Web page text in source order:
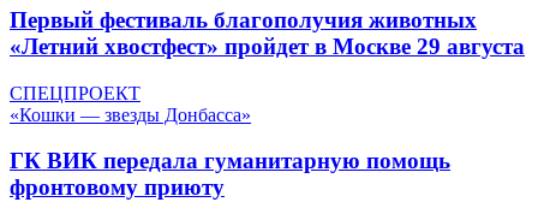
Первый фестиваль благополучия животных
«Летний хвостфест» пройдет в Москве 29 августа
СПЕЦПРОЕКТ
«Кошки — звезды Донбасса»
ГК ВИК передала гуманитарную помощь
фронтовому приюту